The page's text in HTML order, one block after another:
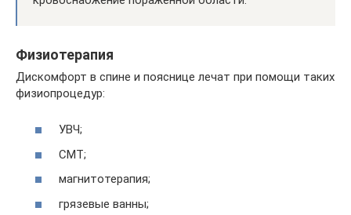
Физиотерапия
Дискомфорт в спине и пояснице лечат при помощи таких
физиопроцедур:
УВЧ;
СМТ;
магнитотерапия;
грязевые ванны;